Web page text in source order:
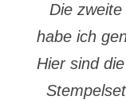
Die
habe ich
Hier sind